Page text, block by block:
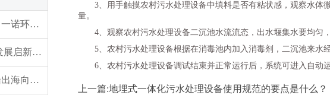
聚力精进，拓势新程｜一诺环境 2026 年 Q3 销售集中营圆满收官
省长调研鼓干劲 创新发展启新程——辽宁省委副书记、省长王新伟莅临一诺环境调研指导
深耕运维筑根基，搭船出海向未来｜一诺环境 2026 年度盛典圆满举行
3、用手触摸农村污水处理设备中填料是否有粘状感，观察水
量。
4、观察农村污水处理设备二沉池水流流态，出水堰集水要均匀
5、农村污水处理设备根据在消毒池内加入消毒剂，二沉池来水
6、农村污水处理设备调试结束并正常运行后，系统可进入自动运
上一篇:地埋式一体化污水处理设备使用规范的要点是什么？